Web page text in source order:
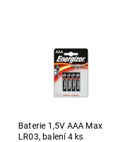
Baterie 1,5V AAA Max
LR03, balení 4 ks